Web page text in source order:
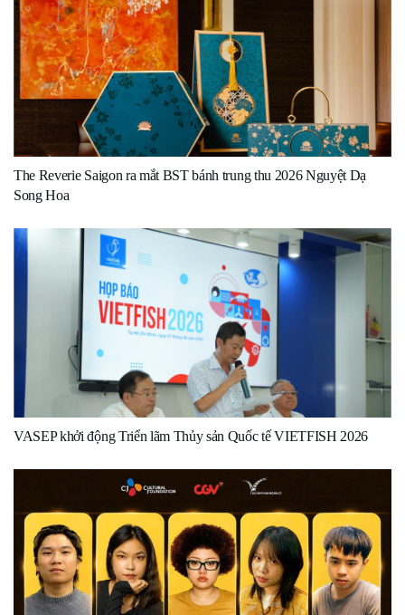
The Reverie Saigon ra mắt BST bánh trung thu 2026 Nguyệt Dạ
Song Hoa
VASEP khởi động Triển lãm Thủy sản Quốc tế VIETFISH 2026